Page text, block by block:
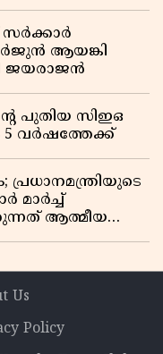
സർക്കാർ
ആയങ്കി
ജയരാജൻ
പുതിയ സിഇഒ
5 വർഷത്തേക്ക്
പ്രധാനമന്ത്രിയുടെ
മാർച്ച്
ആത്മീയ
Us
Policy